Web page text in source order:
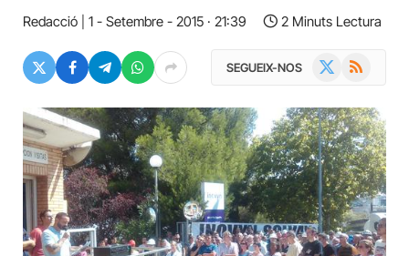
Redacció 1 - Setembre - 2015 · 21:39 2 Minuts Lectura
SEGUEIX-NOS RSS